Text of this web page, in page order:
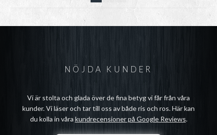
NÖJDA KUNDER
Vi är stolta och glada över de fina betyg vi får från våra
kunder. Vi läser och tar till oss av både ris och ros. Här kan
du kolla in våra kundrecensioner på Google Reviews.